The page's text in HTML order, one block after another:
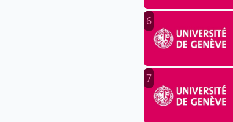
6
7